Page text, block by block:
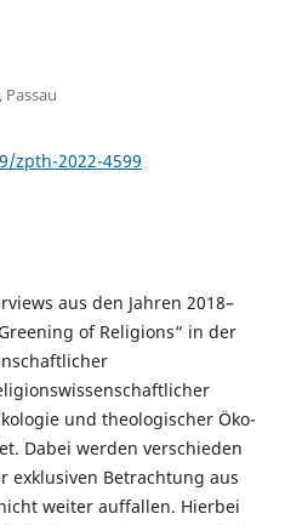
zpth-2022-4599
aus den Jahren 2018–
of Religions“ in der
und theologischer Öko-
Dabei werden verschieden
exklusiven Betrachtung aus
weiter auffallen. Hierbei